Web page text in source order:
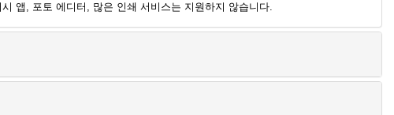
앱, 포토 에디터, 많은 인쇄 서비스는 지원하지 않습니다.